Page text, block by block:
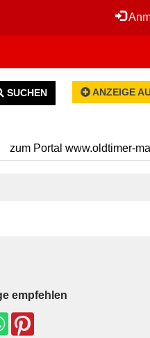
SUCHEN ANZEIGE
zum Portal www.oldtimer-
empfehlen